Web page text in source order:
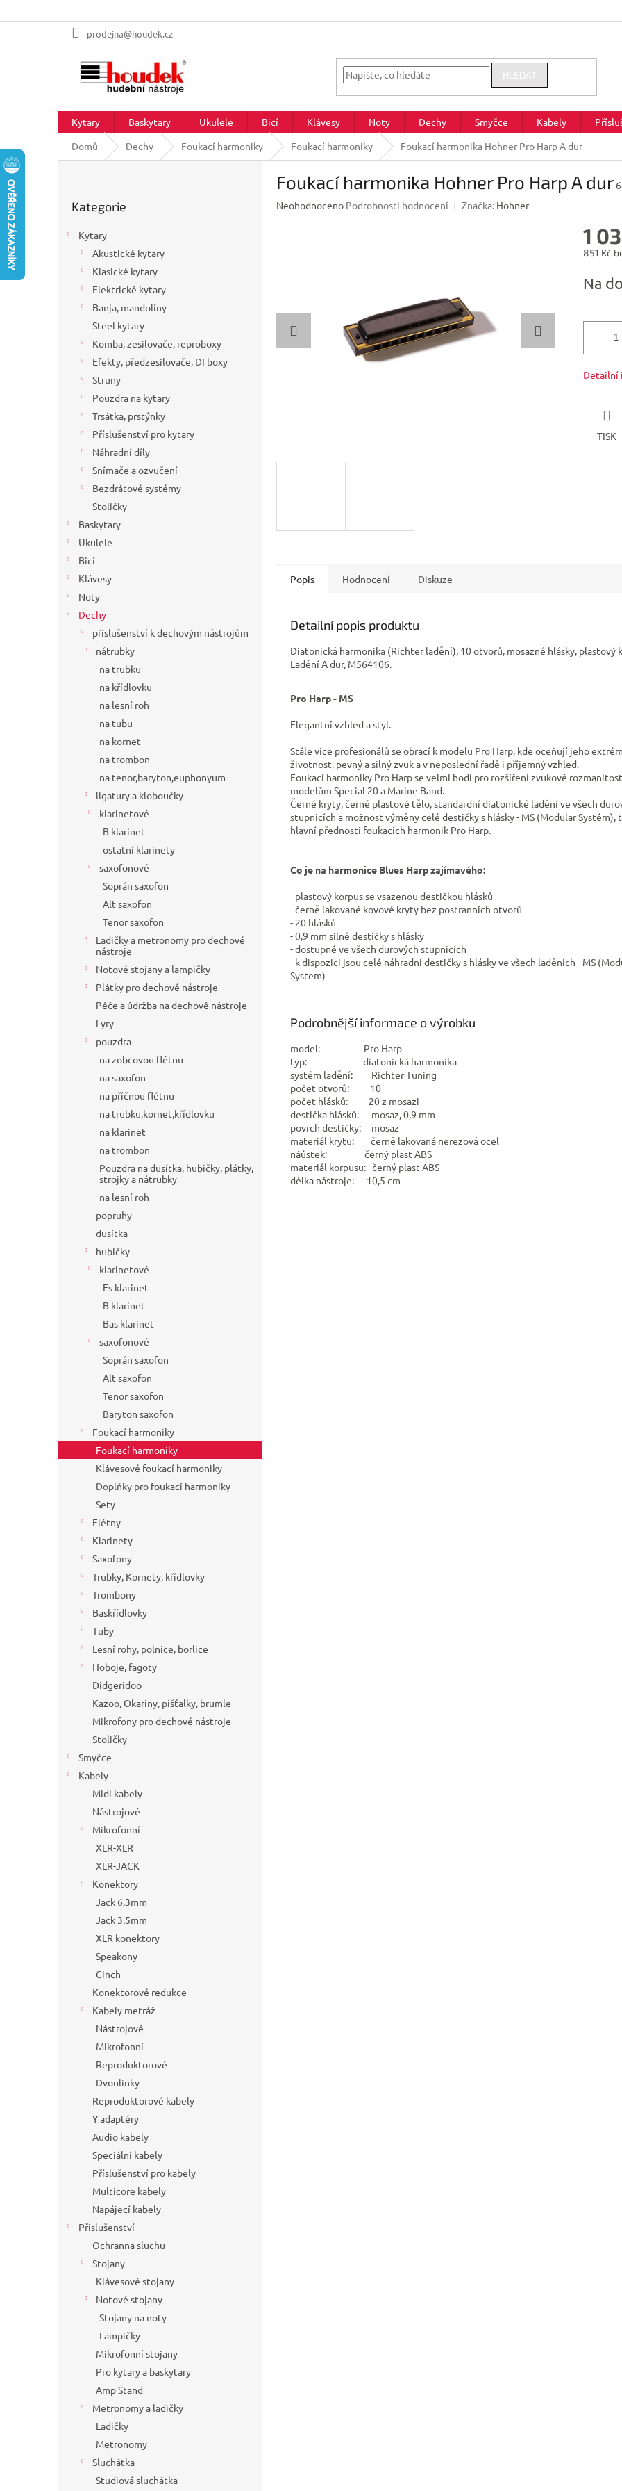
na
prodejna@houdek.cz
HLEDAT
Kytary Baskytary Ukulele Bicí Klávesy Noty Dechy Smyčce Kabely
Domů
Dechy Foukací harmoniky Foukací harmoniky Foukací harmonika Hohner Pro Harp A dur
kategorie
Kategorie
Kytary
Akustické kytary
Klasické kytary
Elektrické kytary
Banja, mandolíny
Steel kytary
Komba, zesilovače, reproboxy
Efekty, předzesilovače, DI boxy
Struny
Pouzdra na kytary
Trsátka, prstýnky
Příslušenství pro kytary
Náhradní díly
Snímače a ozvučení
Bezdrátové systémy
Stoličky
Baskytary
Ukulele
Bicí
Klávesy
Noty
Dechy
příslušenství k dechovým nástrojům
nátrubky
na trubku
na křídlovku
na lesní roh
na tubu
na kornet
na trombon
na tenor,baryton,euphonyum
ligatury a kloboučky
klarinetové
B klarinet
ostatní klarinety
saxofonové
Soprán saxofon
Alt saxofon
Tenor saxofon
Ladičky a metronomy pro dechové
nástroje
Notové stojany a lampičky
Plátky pro dechové nástroje
Péče a údržba na dechové nástroje
Lyry
pouzdra
na zobcovou flétnu
na saxofon
na příčnou flétnu
na trubku,kornet,křídlovku
na klarinet
na trombon
Pouzdra na dusítka, hubičky, plátky,
strojky a nátrubky
na lesní roh
popruhy
dusítka
hubičky
klarinetové
Es klarinet
B klarinet
Bas klarinet
saxofonové
Soprán saxofon
Alt saxofon
Tenor saxofon
Baryton saxofon
Foukací harmoniky
Foukací harmoniky
Klávesové foukací harmoniky
Doplňky pro foukací harmoniky
Sety
Flétny
Klarinety
Saxofony
Trubky, Kornety, křídlovky
Trombony
Baskřídlovky
Tuby
Lesní rohy, polnice, borlice
Hoboje, fagoty
Didgeridoo
Kazoo, Okaríny, píšťalky, brumle
Mikrofony pro dechové nástroje
Stoličky
Smyčce
Kabely
Midi kabely
Nástrojové
Mikrofonní
XLR-XLR
XLR-JACK
Konektory
Jack 6,3mm
Jack 3,5mm
XLR konektory
Speakony
Cinch
Konektorové redukce
Kabely metráž
Nástrojové
Mikrofonní
Reproduktorové
Dvoulinky
Reproduktorové kabely
Y adaptéry
Audio kabely
Speciální kabely
Příslušenství pro kabely
Multicore kabely
Napájecí kabely
Příslušenství
Ochranna sluchu
Stojany
Klávesové stojany
Notové stojany
Stojany na noty
Lampičky
Mikrofonní stojany
Pro kytary a baskytary
Amp Stand
Metronomy a ladičky
Ladičky
Metronomy
Sluchátka
Studiová sluchátka
Foukací harmonika Hohner Pro Harp A dur
Průměrné
Neohodnoceno Podrobnosti hodnocení Značka: Hohner
1
851 Kč
cena:
Na
Detailní
TISK
Popis Hodnocení Diskuze
Detailní popis produktu
Diatonická harmonika (Richter ladění), 10 otvorů, mosazné hlásky, plastový
Ladění A dur, M564106.
Pro Harp - MS
Elegantní vzhled a styl.
Stále více profesionálů se obrací k modelu Pro Harp, kde oceňují jeho
životnost, pevný a silný zvuk a v neposlední řadě i příjemný vzhled.
Foukací harmoniky Pro Harp se velmi hodí pro rozšíření zvukové
modelům Special 20 a Marine Band.
Černé kryty, černé plastové tělo, standardní diatonické ladění ve všech
stupnicích a možnost výměny celé destičky s hlásky - MS (Modular Systém),
hlavní přednosti foukacích harmonik Pro Harp.
Co je na harmonice Blues Harp zajímavého:
- plastový korpus se vsazenou destičkou hlásků
- černě lakované kovové kryty bez postranních otvorů
- 20 hlásků
- 0,9 mm silné destičky s hlásky
- dostupné ve všech durových stupnicích
- k dispozici jsou celé náhradní destičky s hlásky ve všech laděních - MS
System)
Podrobnější informace o výrobku
model: Pro Harp
typ: diatonická harmonika
systém ladění: Richter Tuning
počet otvorů: 10
počet hlásků: 20 z mosazi
destička hlásků: mosaz, 0,9 mm
povrch destičky: mosaz
materiál krytu: černě lakovaná nerezová ocel
náústek: černý plast ABS
materiál korpusu: černý plast ABS
délka nástroje: 10,5 cm